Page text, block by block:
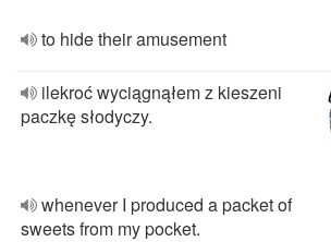
to hide their amusement
ilekroć wyciągnąłem z kieszeni
paczkę słodyczy.
whenever I produced a packet of
sweets from my pocket.